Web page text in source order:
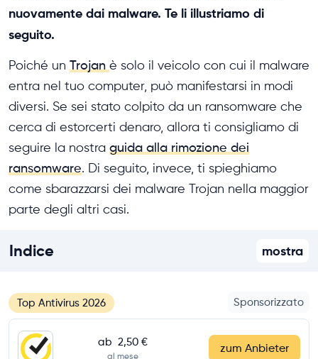
nuovamente dai malware. Te li illustriamo di
seguito.
Poiché un Trojan è solo il veicolo con cui il malware
entra nel tuo computer, può manifestarsi in modi
diversi. Se sei stato colpito da un ransomware che
cerca di estorcerti denaro, allora ti consigliamo di
seguire la nostra guida alla rimozione dei
ransomware. Di seguito, invece, ti spieghiamo
come sbarazzarsi dei malware Trojan nella maggior
parte degli altri casi.
Indice mostra
Top Antivirus 2026 Sponsorizzato
ab 2,50 €
al mese
zum Anbieter